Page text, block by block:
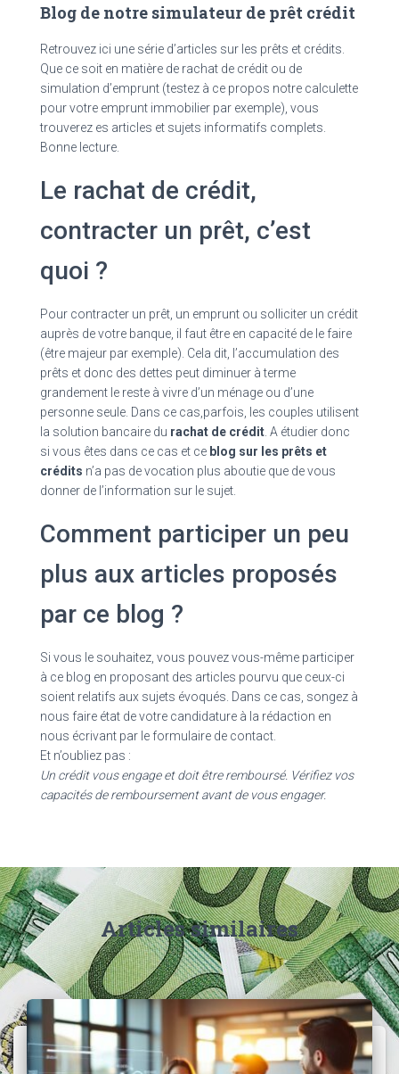
Blog de notre simulateur de prêt crédit
Retrouvez ici une série d’articles sur les prêts et crédits.
Que ce soit en matière de rachat de crédit ou de
simulation d’emprunt (testez à ce propos notre calculette
pour votre emprunt immobilier par exemple), vous
trouverez es articles et sujets informatifs complets.
Bonne lecture.
Le rachat de crédit,
contracter un prêt, c’est
quoi ?
Pour contracter un prêt, un emprunt ou solliciter un crédit
auprès de votre banque, il faut être en capacité de le faire
(être majeur par exemple). Cela dit, l’accumulation des
prêts et donc des dettes peut diminuer à terme
grandement le reste à vivre d’un ménage ou d’une
personne seule. Dans ce cas,parfois, les couples utilisent
la solution bancaire du rachat de crédit . A étudier donc
si vous êtes dans ce cas et ce blog sur les prêts et
crédits n’a pas de vocation plus aboutie que de vous
donner de l’information sur le sujet.
Comment participer un peu
plus aux articles proposés
par ce blog ?
Si vous le souhaitez, vous pouvez vous-même participer
à ce blog en proposant des articles pourvu que ceux-ci
soient relatifs aux sujets évoqués. Dans ce cas, songez à
nous faire état de votre candidature à la rédaction en
nous écrivant par le formulaire de contact.
Et n’oubliez pas :
Un crédit vous engage et doit être remboursé. Vérifiez vos
capacités de remboursement avant de vous engager.
Articles similaires